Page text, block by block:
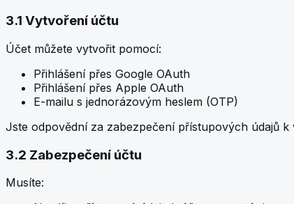
3.1 Vytvoření účtu
Účet můžete vytvořit pomocí:
Přihlášení přes Google OAuth
Přihlášení přes Apple OAuth
E-mailu s jednorázovým heslem (OTP)
Jste odpovědní za zabezpečení přístupových údajů
3.2 Zabezpečení účtu
Musíte: